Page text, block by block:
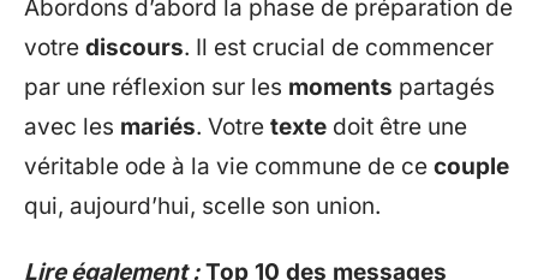
Abordons d’abord la phase de préparation de
votre discours. Il est crucial de commencer
par une réflexion sur les moments partagés
avec les mariés. Votre texte doit être une
véritable ode à la vie commune de ce couple
qui, aujourd’hui, scelle son union.
Lire également : Top 10 des messages